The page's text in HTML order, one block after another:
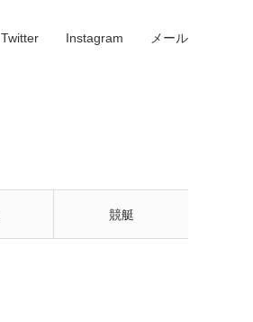
競艇
Twitter Instagram メール